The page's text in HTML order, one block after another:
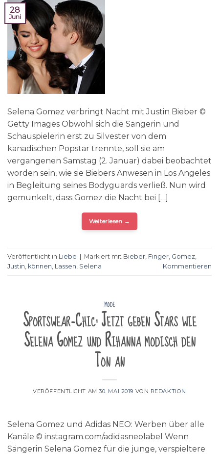
28
Juni
Selena Gomez verbringt Nacht mit Justin Bieber ©
Getty Images Obwohl sich die Sängerin und
Schauspielerin erst zu Silvester von dem
kanadischen Popstar trennte, soll sie am
vergangenen Samstag (2. Januar) dabei beobachtet
worden sein, wie sie Biebers Anwesen in Los Angeles
in Begleitung seines Bodyguards verließ. Nun wird
gemunkelt, dass Gomez die Nacht bei […]
Weiterlesen →
Veröffentlicht in Liebe | Markiert mit Bieber Finger Gomez
Justin können Lassen Selena Kommentieren
MODE
Sportswear-Chic: Jetzt geben Stars wie
Selena Gomez und Rihanna modisch den
Ton an
VERÖFFENTLICHT AM30. MAI 2019 VON REDAKTION
Selena Gomez und Adidas NEO: Werben über alle
Kanäle © instagram.com/adidasneolabel Wenn
Sängerin Selena Gomez für die junge, verspieltere